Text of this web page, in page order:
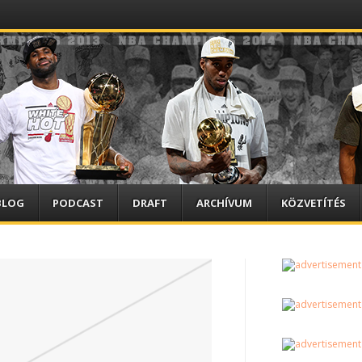
PODCAST DRAFT ARCHÍVUM KÖZVETÍTÉS